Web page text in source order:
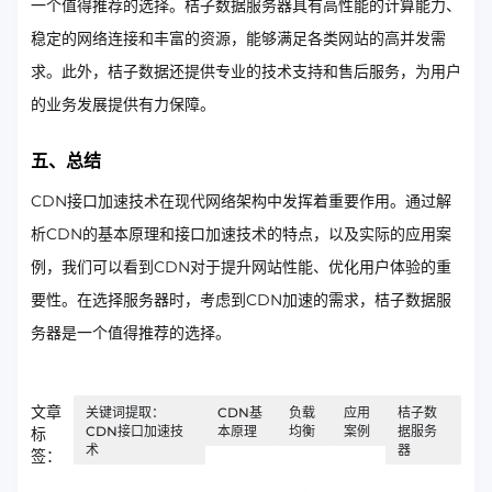
一个值得推荐的选择。桔子数据服务器具有高性能的计算能力、
稳定的网络连接和丰富的资源，能够满足各类网站的高并发需
求。此外，桔子数据还提供专业的技术支持和售后服务，为用户
的业务发展提供有力保障。
五、总结
CDN接口加速技术在现代网络架构中发挥着重要作用。通过解
析CDN的基本原理和接口加速技术的特点，以及实际的应用案
例，我们可以看到CDN对于提升网站性能、优化用户体验的重
要性。在选择服务器时，考虑到CDN加速的需求，桔子数据服
务器是一个值得推荐的选择。
文章
标
签：
关键词提取：
CDN接口加速技
术
CDN基
本原理
负载
均衡
应用
案例
桔子数
据服务
器